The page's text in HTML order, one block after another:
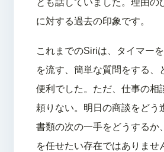
とも話していました。理由の
に対する過去の印象です。
これまでのSiriは、タイマー
を流す、簡単な質問をする、
便利でした。ただ、仕事の相
頼りない。明日の商談をどう
書類の次の一手をどうするか
を任せたい存在ではありませ